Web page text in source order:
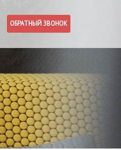
ОБРАТНЫЙ ЗВОНОК